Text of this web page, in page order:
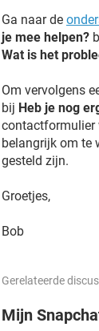
Ga naar de
je mee helpen?
Wat is het
Om vervolgens
bij Heb je nog
contactformulier
belangrijk om te
gesteld zijn.
Groetjes,
Bob
Gerelateerde
Mijn